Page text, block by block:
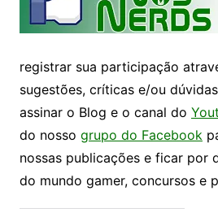
registrar sua participação
sugestões, críticas e/ou
assinar o Blog e o canal do
do nosso grupo do Facebook
nossas publicações e ficar por
do mundo gamer, concursos e